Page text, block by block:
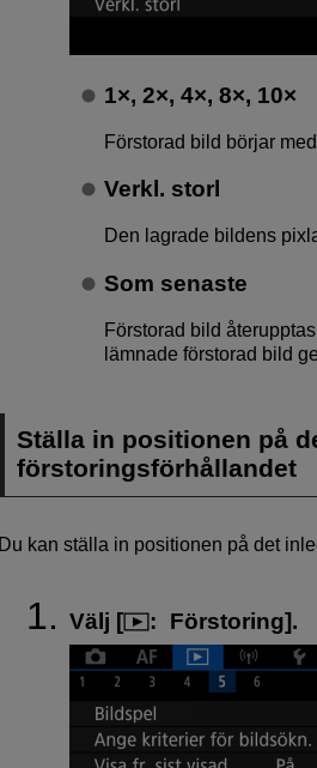
1×, 2×, 4×, 8×, 10×
Förstorad bild börjar
Verkl. storl
Den lagrade bildens
Som senaste
Förstorad bild
lämnade förstorad bild
Ställa in positionen på
förstoringsförhållandet
Du kan ställa in positionen på det
Välj [ : Förstoring].